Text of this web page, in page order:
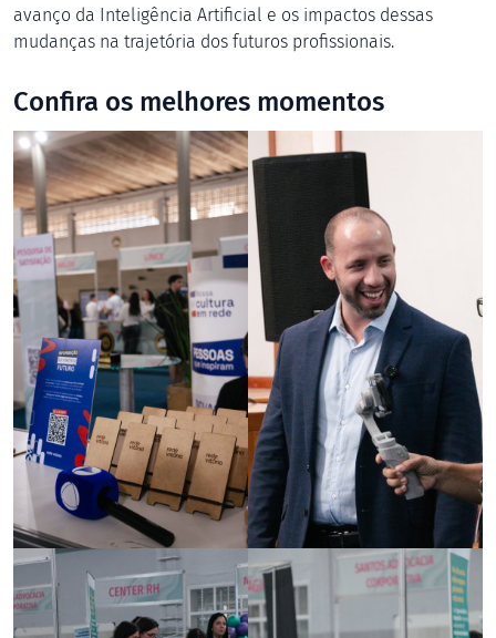
avanço da Inteligência Artificial e os impactos dessas
mudanças na trajetória dos futuros profissionais.
Confira os melhores momentos